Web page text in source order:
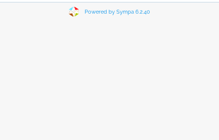
Powered by Sympa 6.2.40